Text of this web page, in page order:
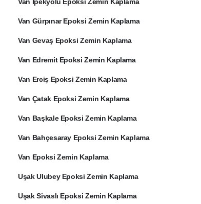
Van Gürpınar Epoksi Zemin Kaplama
Van Gevaş Epoksi Zemin Kaplama
Van Edremit Epoksi Zemin Kaplama
Van Erciş Epoksi Zemin Kaplama
Van Çatak Epoksi Zemin Kaplama
Van Başkale Epoksi Zemin Kaplama
Van Bahçesaray Epoksi Zemin Kaplama
Van Epoksi Zemin Kaplama
Uşak Ulubey Epoksi Zemin Kaplama
Uşak Sivaslı Epoksi Zemin Kaplama